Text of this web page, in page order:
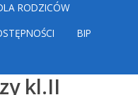
RODZICÓW
BIP
kl.II